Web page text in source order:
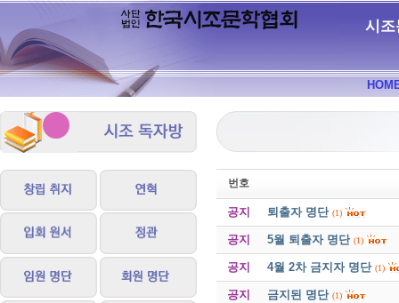
시조
번호
공지 퇴출자 명단 (1)
공지 5월 퇴출자 명단 (1)
공지 4월 2차 금지자 명단 (1)
공지 금지된 명단 (1)